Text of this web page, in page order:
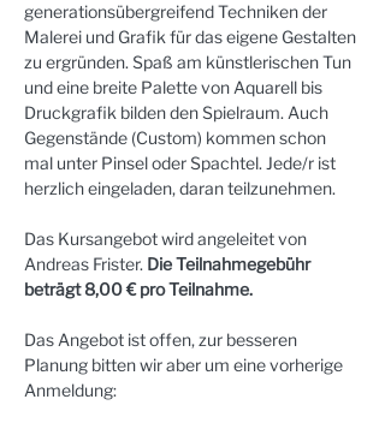
generationsübergreifend Techniken der
Malerei und Grafik für das eigene Gestalten
zu ergründen. Spaß am künstlerischen Tun
und eine breite Palette von Aquarell bis
Druckgrafik bilden den Spielraum. Auch
Gegenstände (Custom) kommen schon
mal unter Pinsel oder Spachtel. Jede/r ist
herzlich eingeladen, daran teilzunehmen.
Das Kursangebot wird angeleitet von
Andreas Frister. Die Teilnahmegebühr
beträgt 8,00 € pro Teilnahme.
Das Angebot ist offen, zur besseren
Planung bitten wir aber um eine vorherige
Anmeldung: